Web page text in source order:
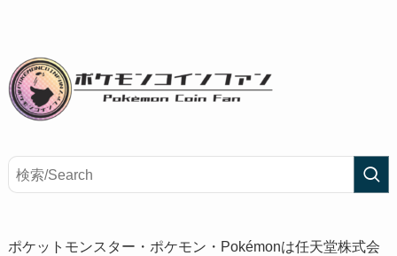
ポケットモンスター・ポケモン・Pokémonは任天堂株式会